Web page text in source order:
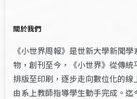
關於我們
《小世界周報》是世新大學新聞
物，創刊至今，《小世界》從傳統
排版至印刷，逐步走向數位化的
由系上教師指導學生動手完成。迄